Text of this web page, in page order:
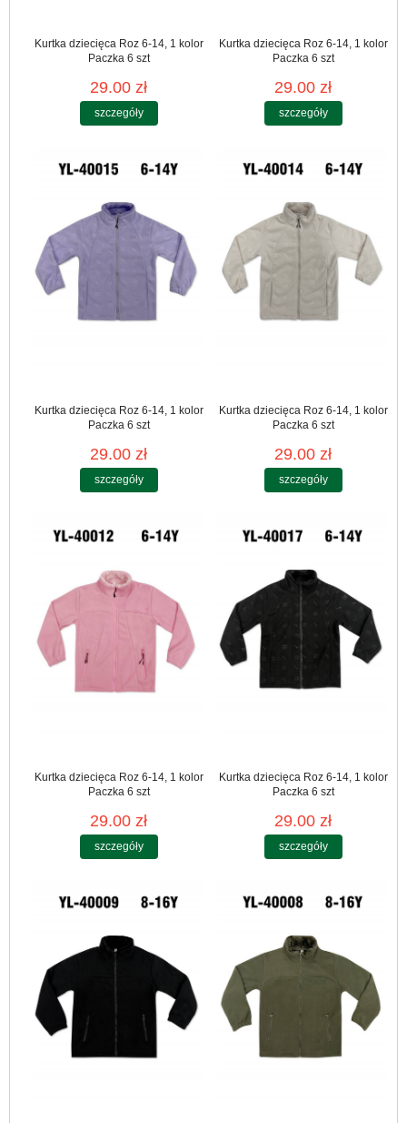
Kurtka dziecięca Roz 6-14, 1 kolor
Paczka 6 szt
29.00 zł
szczegóły
Kurtka dziecięca Roz 6-14, 1 kolor
Paczka 6 szt
29.00 zł
szczegóły
Kurtka dziecięca Roz 6-14, 1 kolor
Paczka 6 szt
29.00 zł
szczegóły
Kurtka dziecięca Roz 6-14, 1 kolor
Paczka 6 szt
29.00 zł
szczegóły
Kurtka dziecięca Roz 6-14, 1 kolor
Paczka 6 szt
29.00 zł
szczegóły
Kurtka dziecięca Roz 6-14, 1 kolor
Paczka 6 szt
29.00 zł
szczegóły